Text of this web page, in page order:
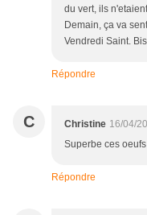
du vert, ils
Demain, ça va
Vendredi Saint.
Répondre
C Christine 16/04/
Superbe ces
Répondre